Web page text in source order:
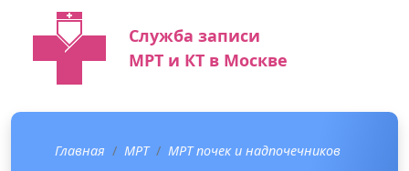
Служба записи
МРТ и КТ в Москве
Главная МРТ МРТ почек и надпочечников